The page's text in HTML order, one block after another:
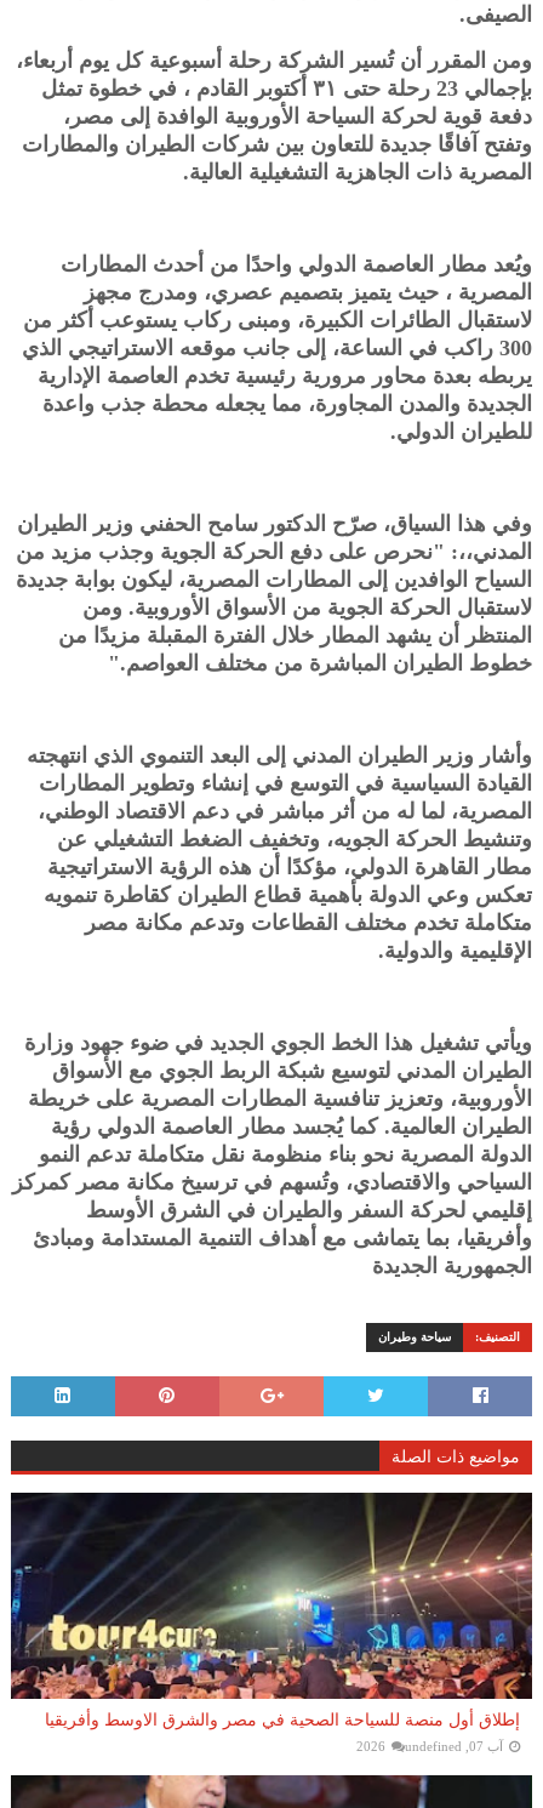
الصيفى.
ومن المقرر أن تُسير الشركة رحلة أسبوعية كل يوم أربعاء،
بإجمالي 23 رحلة حتى ٣١ أكتوبر القادم ، في خطوة تمثل
دفعة قوية لحركة السياحة الأوروبية الوافدة إلى مصر،
وتفتح آفاقًا جديدة للتعاون بين شركات الطيران والمطارات
المصرية ذات الجاهزية التشغيلية العالية.
ويُعد مطار العاصمة الدولي واحدًا من أحدث المطارات
المصرية ، حيث يتميز بتصميم عصري، ومدرج مجهز
لاستقبال الطائرات الكبيرة، ومبنى ركاب يستوعب أكثر من
300 راكب في الساعة، إلى جانب موقعه الاستراتيجي الذي
يربطه بعدة محاور مرورية رئيسية تخدم العاصمة الإدارية
الجديدة والمدن المجاورة، مما يجعله محطة جذب واعدة
للطيران الدولي.
وفي هذا السياق، صرّح الدكتور سامح الحفني وزير الطيران
المدني،،: "نحرص على دفع الحركة الجوية وجذب مزيد من
السياح الوافدين إلى المطارات المصرية، ليكون بوابة جديدة
لاستقبال الحركة الجوية من الأسواق الأوروبية. ومن
المنتظر أن يشهد المطار خلال الفترة المقبلة مزيدًا من
خطوط الطيران المباشرة من مختلف العواصم."
وأشار وزير الطيران المدني إلى البعد التنموي الذي انتهجته
القيادة السياسية في التوسع في إنشاء وتطوير المطارات
المصرية، لما له من أثر مباشر في دعم الاقتصاد الوطني،
وتنشيط الحركة الجويه، وتخفيف الضغط التشغيلي عن
مطار القاهرة الدولي، مؤكدًا أن هذه الرؤية الاستراتيجية
تعكس وعي الدولة بأهمية قطاع الطيران كقاطرة تنمويه
متكاملة تخدم مختلف القطاعات وتدعم مكانة مصر
الإقليمية والدولية.
ويأتي تشغيل هذا الخط الجوي الجديد في ضوء جهود وزارة
الطيران المدني لتوسيع شبكة الربط الجوي مع الأسواق
الأوروبية، وتعزيز تنافسية المطارات المصرية على خريطة
الطيران العالمية. كما يُجسد مطار العاصمة الدولي رؤية
الدولة المصرية نحو بناء منظومة نقل متكاملة تدعم النمو
السياحي والاقتصادي، وتُسهم في ترسيخ مكانة مصر كمركز
إقليمي لحركة السفر والطيران في الشرق الأوسط
وأفريقيا، بما يتماشى مع أهداف التنمية المستدامة ومبادئ
الجمهورية الجديدة
التصنيف: سياحة وطيران
مواضيع ذات الصلة
إطلاق أول منصة للسياحة الصحية في مصر والشرق الاوسط وأفريقيا
آب 07, 2026 undefined